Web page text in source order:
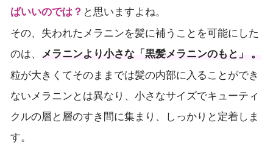
ばいいのでは？ と思いますよね。
その、失われたメラニンを髪に補うことを可能にした
のは、 メラニンより小さな「黒髪メラニンのもと」 。
粒が大きくてそのままでは髪の内部に入ることができ
ないメラニンとは異なり、小さなサイズでキューティ
クルの層と層のすき間に集まり、しっかりと定着しま
す。